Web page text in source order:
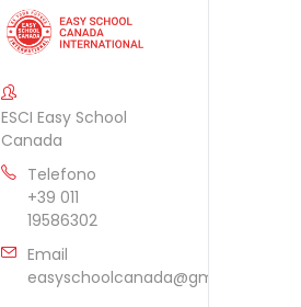
ESCI Easy School
Canada
Telefono
+39 011
19586302
Email
easyschoolcanada@gmail.com